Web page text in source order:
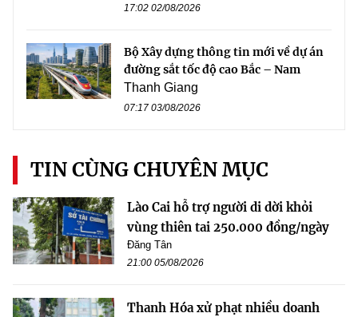
17:02 02/08/2026
Bộ Xây dựng thông tin mới về dự án
đường sắt tốc độ cao Bắc – Nam
Thanh Giang
07:17 03/08/2026
TIN CÙNG CHUYÊN MỤC
Lào Cai hỗ trợ người di dời khỏi
vùng thiên tai 250.000 đồng/ngày
Đăng Tân
21:00 05/08/2026
Thanh Hóa xử phạt nhiều doanh